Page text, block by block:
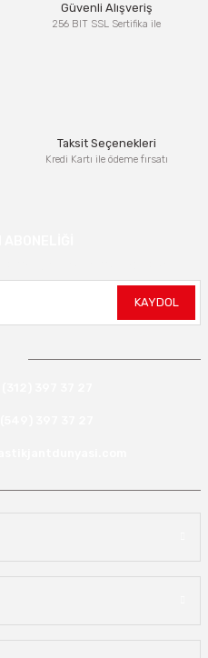
Güvenli Alışveriş
256 BIT SSL Sertifika ile
Taksit Seçenekleri
Kredi Kartı ile ödeme fırsatı
KAYDOL